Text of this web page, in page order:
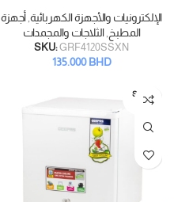
الإلكترونيات والأجهزة الكهربائية,أجهزة
المطبخ,الثلاجات والمجمدات
SKU:GRF4120SSXN
135.000BHD
SOLD
OUT